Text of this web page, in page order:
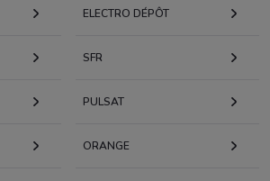
ELECTRO DÉPÔT
SFR
PULSAT
ORANGE